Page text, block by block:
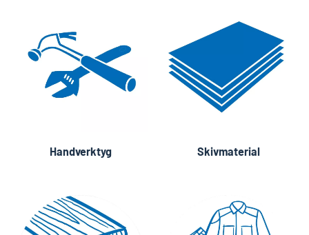
Handverktyg Skivmaterial